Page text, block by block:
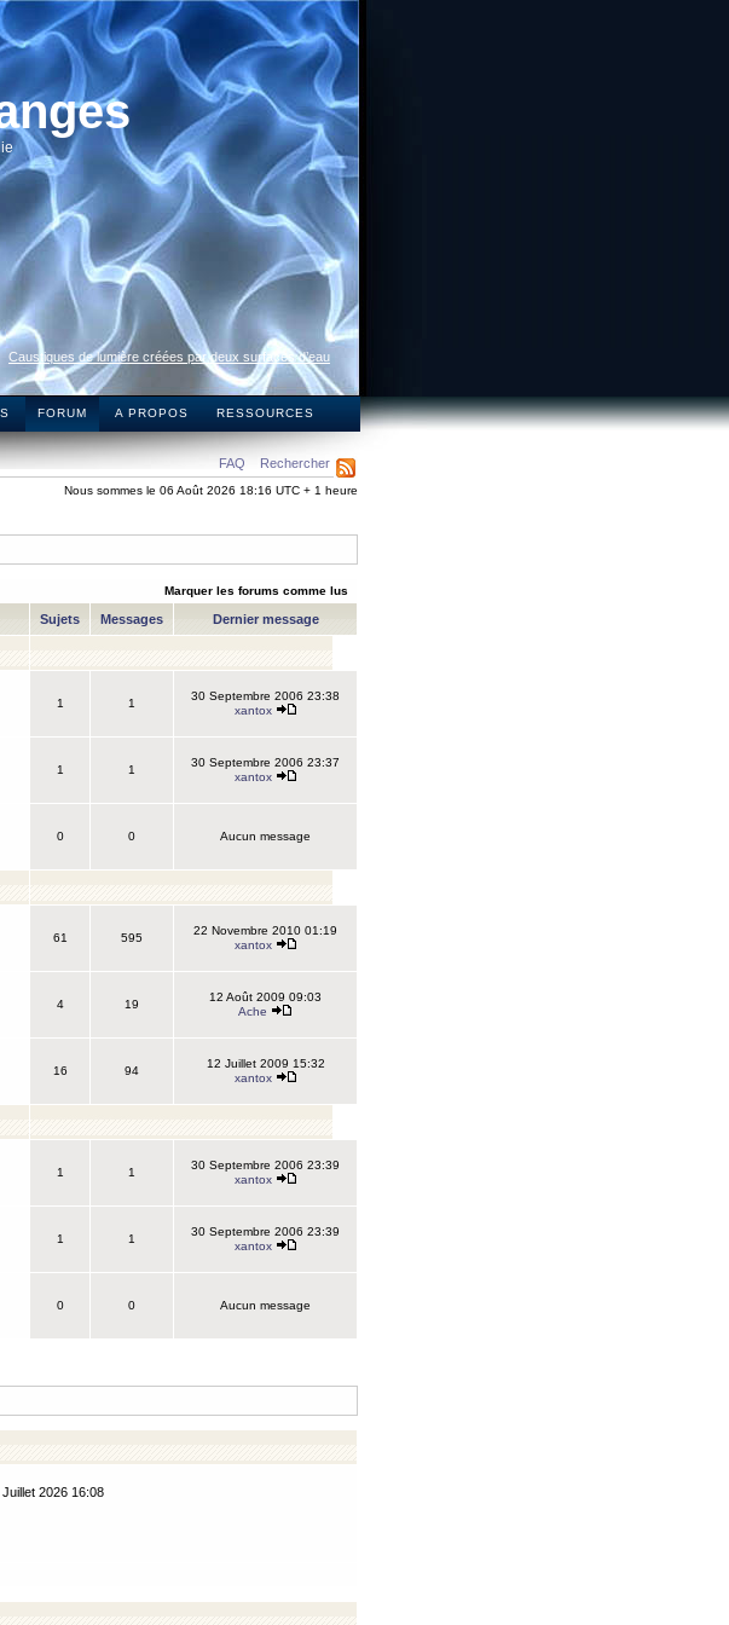
Caustiques de lumière créées par deux surfaces d’eau
FORUM A PROPOS RESSOURCES
FAQ Rechercher
Nous sommes le 06 Août 2026 18:16 UTC + 1 heure
Marquer les forums comme lus
Sujets Messages Dernier message
1 1
30 Septembre 2006 23:38
xantox
1 1
30 Septembre 2006 23:37
xantox
0 0 Aucun message
61 595
22 Novembre 2010 01:19
xantox
4 19
12 Août 2009 09:03
Ache
16 94
12 Juillet 2009 15:32
xantox
1 1
30 Septembre 2006 23:39
xantox
1 1
30 Septembre 2006 23:39
xantox
0 0 Aucun message
Juillet 2026 16:08